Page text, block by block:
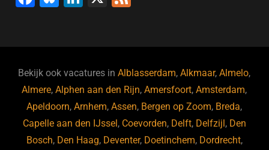
b
o
o
k
ky dI
n
Bekijk ook vacatures inAlblasserdam,Alkmaar,Almelo,
Almere,Alphen aan den Rijn,Amersfoort,Amsterdam,
Apeldoorn,Arnhem,Assen, Bergen op Zoom, Breda,
Capelle aan den IJssel, Coevorden, Delft, Delfzijl, Den
Bosch, Den Haag, Deventer, Doetinchem, Dordrecht,